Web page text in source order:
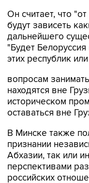
Он считает, что
будут зависеть
дальнейшего
"Будет
этих республик
вопросам
находятся вне
историческом
оставаться вне
В Минске также
признании
Абхазии, так или
перспективами
российских